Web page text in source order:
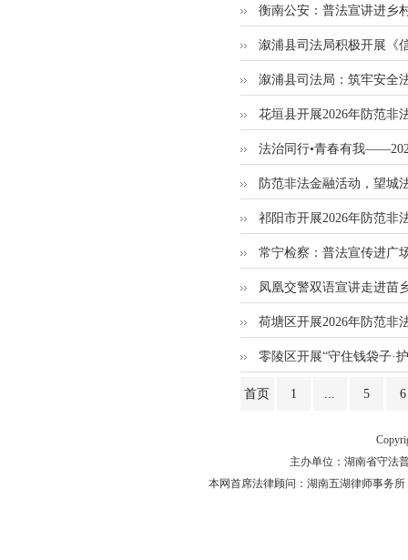
衡南公安：普法宣讲进乡
溆浦县司法局积极开展《
溆浦县司法局：筑牢安全
花垣县开展2026年防范非
法治同行•青春有我
防范非法金融活动，望城
祁阳市开展2026年防范非
常宁检察：普法宣传进广
凤凰交警双语宣讲走进苗
荷塘区开展2026年防范非
零陵区开展“守住钱袋子·
首页 1 ... 5 6
主办单位：湖南省守法
本网首席法律顾问：湖南五湖律师事务所